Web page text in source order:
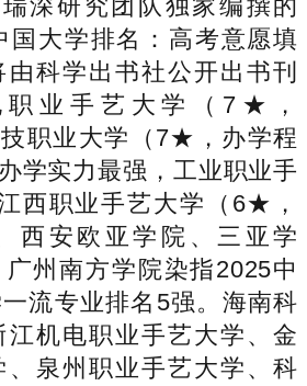
深研究团队独家编撰的
国大学排名：高考意愿填
科学出书社公开出书刊
业手艺大学（7★，
职业大学（7★，办学程
学实力最强，工业职业手
西职业手艺大学（6★，
西安欧亚学院、三亚学
州南方学院染指2025中
流专业排名5强。海南科
机电职业手艺大学、金
泉州职业手艺大学、科